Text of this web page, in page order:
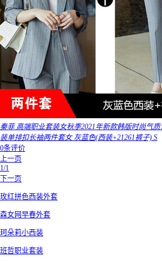
秦菲 高端职业套装女秋季2021年新款韩版时尚气
装单排扣长袖两件套女 灰蓝色(西装+21261裤子) S
0条评价
上一页
1/1
下一页
玫红拼色西装外套
森女网早春外套
珂朵莉小西装
班哲职业套装